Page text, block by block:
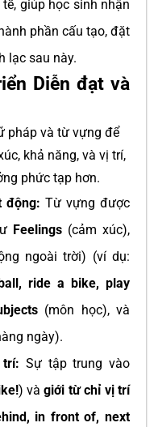
giúp học sinh nhận
phần cấu tạo, đặt
lạc sau này.
Diễn đạt và
pháp và từ vựng để
khả năng, và vị trí,
phức tạp hơn.
động: Từ vựng được
Feelings (cảm xúc),
ngoài trời) (ví dụ:
ride a bike, play
(môn học), và
ngày).
trí: Sự tập trung vào
) vàgiới từ chỉ vị trí
in front of, next